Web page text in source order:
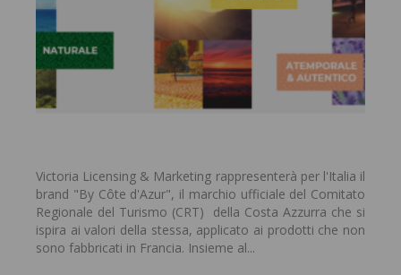
Victoria Licensing & Marketing rappresenterà per l'Italia il
brand "By Côte d'Azur", il marchio ufficiale del Comitato
Regionale del Turismo (CRT) della Costa Azzurra che si
ispira ai valori della stessa, applicato ai prodotti che non
sono fabbricati in Francia. Insieme al...